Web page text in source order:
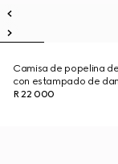
Camisa de popelina
con estampado de
R 22 000